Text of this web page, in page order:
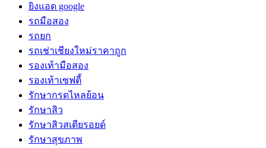
ยิงแอด google
รถมือสอง
รถยก
รถเช่าเชียงใหม่ราคาถูก
รองเท้ามือสอง
รองเท้าเซฟตี้
รักษากรดไหลย้อน
รักษาสิว
รักษาสิวสเตียรอยด์
รักษาสุขภาพ